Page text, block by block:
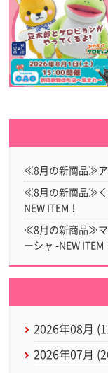
≪8月の新商品≫ア
≪8月の新商品≫く
NEW ITEM！
≪8月の新商品≫マ
ーシャ -NEW ITEM
2026年08月
2026年07月